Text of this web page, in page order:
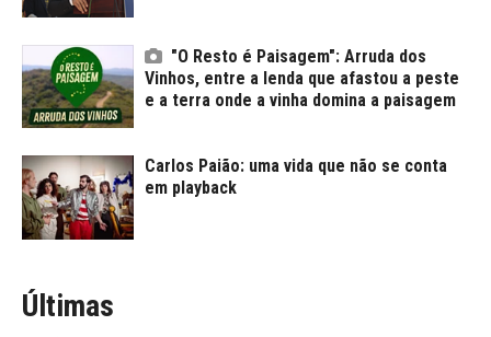
"O Resto é Paisagem": Arruda dos
Vinhos, entre a lenda que afastou a peste
e a terra onde a vinha domina a paisagem
Carlos Paião: uma vida que não se conta
em playback
Últimas